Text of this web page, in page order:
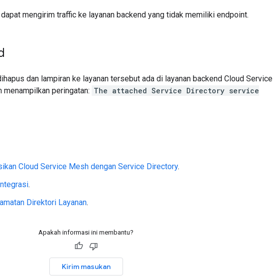
mengirim traffic ke layanan backend yang tidak memiliki endpoint.
dan lampiran ke layanan tersebut ada di layanan backend Cloud Service
peringatan: The attached Service Directory service
Cloud Service Mesh dengan Service Directory.
.
Direktori Layanan.
Apakah informasi ini membantu?
Kirim masukan